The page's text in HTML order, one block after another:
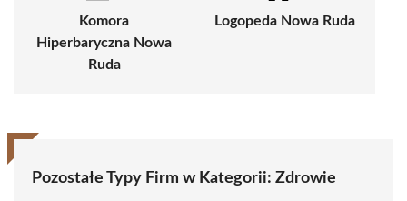
Komora
Hiperbaryczna Nowa
Ruda
Logopeda Nowa Ruda
Pozostałe Typy Firm w Kategorii: Zdrowie